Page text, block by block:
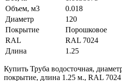
Объем, м3
0.018
Диаметр
120
Покрытие
Порошковое
RAL
RAL 7024
Длина
1.25
Купить Труба водосточная,
покрытие, длина 1.25 м., RAL